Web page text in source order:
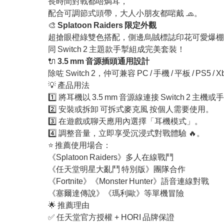
配合可調節式頭帶，大人小朋友都啱戴 🧢。
🎨 Splatoon Raiders 限定外觀
超搶眼橙綠雙色搭配，側邊烏賊標誌印花可愛爆棚
同 Switch 2 主題款手掣組成完美套裝！
🔌 3.5 mm 音源插頭通用設計
除咗 Switch 2，仲可兼容 PC / 手機 / 平板 / PS5 /
💡 產品用法
1️⃣ 將耳機以 3.5 mm 音源線連接 Switch 2 主機或手
2️⃣ 安裝或拆卸 可拆式麥克風 按個人需要使用。
3️⃣ 在遊戲或聊天應用內選擇「耳機模式」。
4️⃣ 調整音量，立即享受沉浸式對戰體驗 🔥。
⭐ 推薦使用場合：
《Splatoon Raiders》多人在線戰鬥
《任天堂明星大亂鬥 特別版》團隊合作
《Fortnite》《Monster Hunter》語音連線對戰
《塞爾達傳說》《瑪利歐》等單機冒險
🌟 推薦理由
✅ 任天堂官方授權 + HORI 品牌保證